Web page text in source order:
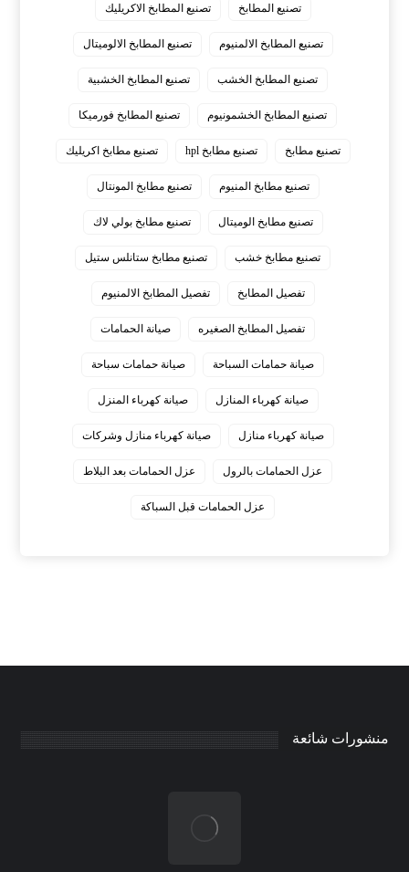
تصنيع المطابخ تصنيع المطابخ الاكريليك
تصنيع المطابخ الالمنيوم تصنيع المطابخ الالوميتال
تصنيع المطابخ الخشب تصنيع المطابخ الخشبية
تصنيع المطابخ الخشمونيوم تصنيع المطابخ فورميكا
تصنيع مطابخ تصنيع مطابخ hpl تصنيع مطابخ اكريليك
تصنيع مطابخ المنيوم تصنيع مطابخ المونتال
تصنيع مطابخ الوميتال تصنيع مطابخ بولي لاك
تصنيع مطابخ خشب تصنيع مطابخ ستانلس ستيل
تفصيل المطابخ تفصيل المطابخ الالمنيوم
تفصيل المطابخ الصغيره صيانة الحمامات
صيانة حمامات السباحة صيانة حمامات سباحة
صيانة كهرباء المنازل صيانة كهرباء المنزل
صيانة كهرباء منازل صيانة كهرباء منازل وشركات
عزل الحمامات بالرول عزل الحمامات بعد البلاط
عزل الحمامات قبل السباكة
منشورات شائعة